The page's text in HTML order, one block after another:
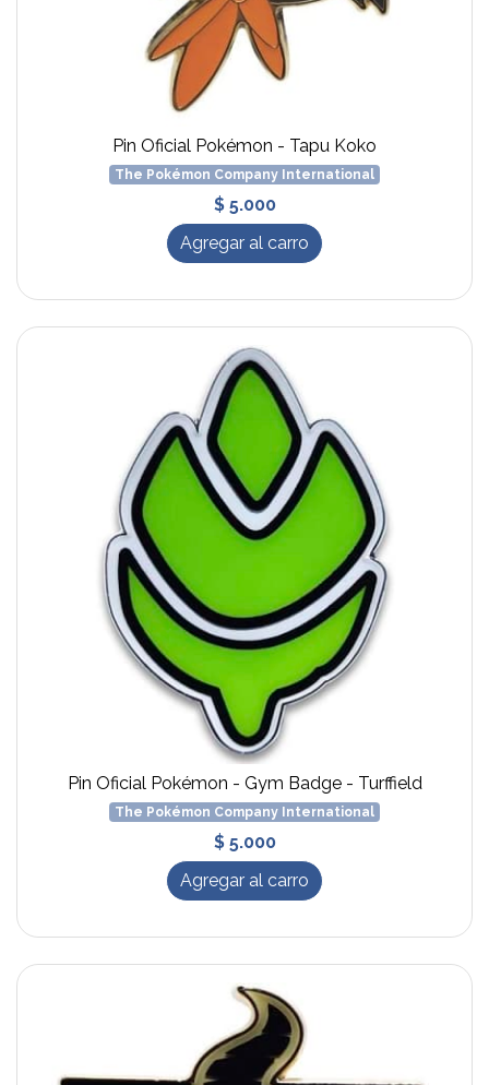
Pin Oficial Pokémon - Tapu Koko
The Pokémon Company International
$ 5.000
Agregar al carro
Pin Oficial Pokémon - Gym Badge - Turffield
The Pokémon Company International
$ 5.000
Agregar al carro